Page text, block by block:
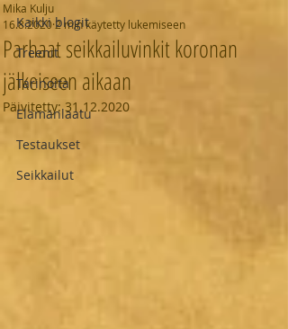
Kaikki blogit
Treenit
Tarinoita
Elämänlaatu
Testaukset
Seikkailut
Parhaat seikkailuvinkit koronan
jälkeiseen aikaan
Mika Kulju
16.8.2020 2 min käytetty lukemiseen
Päivitetty:31.12.2020